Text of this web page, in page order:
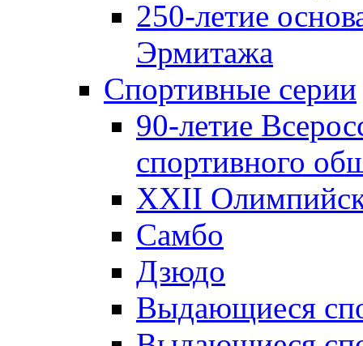
250-летие
Эрмитажа
Спортивные серии
90-летие
спортивного
XXII
Самбо
Дзюдо
Выдающиеся